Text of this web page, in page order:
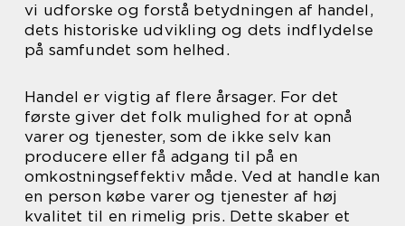
vi udforske og forstå betydningen af handel,
dets historiske udvikling og dets indflydelse
på samfundet som helhed.
Handel er vigtig af flere årsager. For det
første giver det folk mulighed for at opnå
varer og tjenester, som de ikke selv kan
producere eller få adgang til på en
omkostningseffektiv måde. Ved at handle kan
en person købe varer og tjenester af høj
kvalitet til en rimelig pris. Dette skaber et